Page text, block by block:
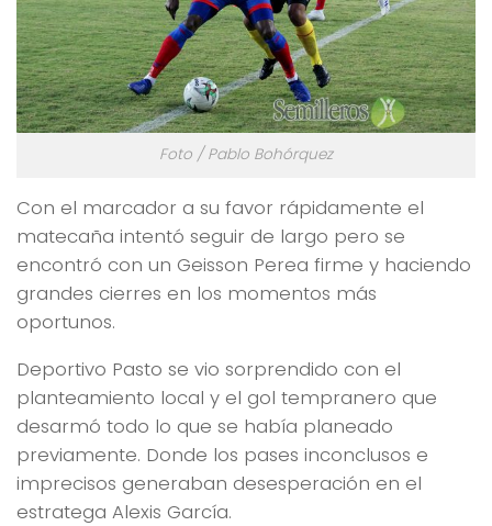
Foto / Pablo Bohórquez
Con el marcador a su favor rápidamente el
matecaña intentó seguir de largo pero se
encontró con un Geisson Perea firme y haciendo
grandes cierres en los momentos más
oportunos.
Deportivo Pasto se vio sorprendido con el
planteamiento local y el gol tempranero que
desarmó todo lo que se había planeado
previamente. Donde los pases inconclusos e
imprecisos generaban desesperación en el
estratega Alexis García.